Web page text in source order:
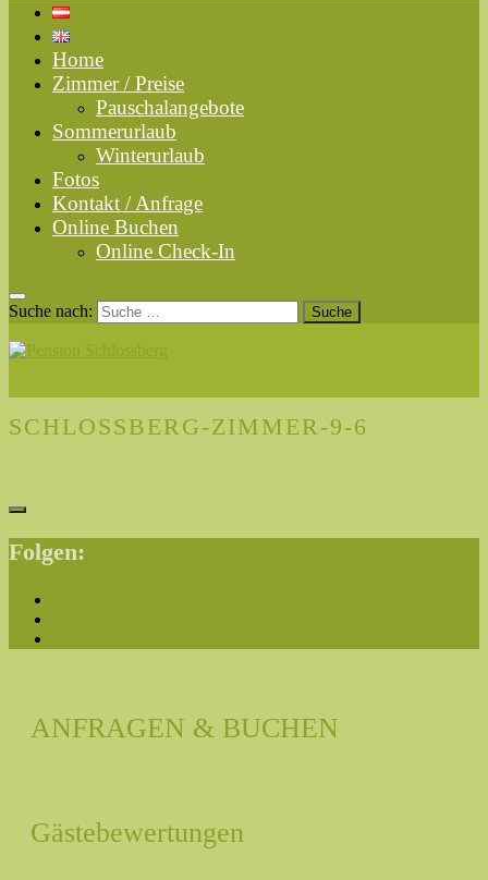
Home
Zimmer / Preise
Pauschalangebote
Sommerurlaub
Winterurlaub
Fotos
Kontakt / Anfrage
Online Buchen
Online Check-In
Suche nach:
SCHLOSSBERG-ZIMMER-9-6
Folgen:
ANFRAGEN & BUCHEN
Gästebewertungen